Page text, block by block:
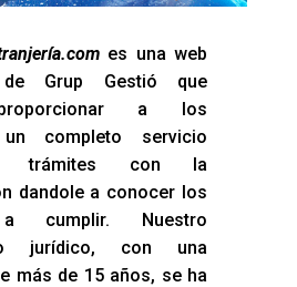
es una web
de Grup Gestió que
a los
un completo servicio
trámites con la
dandole a conocer los
cumplir. Nuestro
jurídico, con una
más de 15 años, se ha